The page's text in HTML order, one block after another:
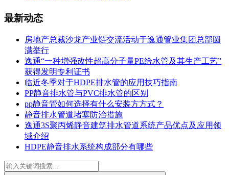
最新动态
房地产总裁沙龙产业链交流活动于逸通管业集团总部圆
满举行
逸通“一种增强改性超高分子量PE给水管及其生产工艺”
获得发明专利证书
临近冬季对于HDPE排水管的应用技巧指南
PP静音排水管与PVC排水管的区别
pp静音管如何选择有什么安装方方式？
静音排水管道堵塞防治措施
逸通3S聚丙烯静音建筑排水管道系统产品优点及应用领
域介绍
HDPE静音排水系统构成部分有哪些